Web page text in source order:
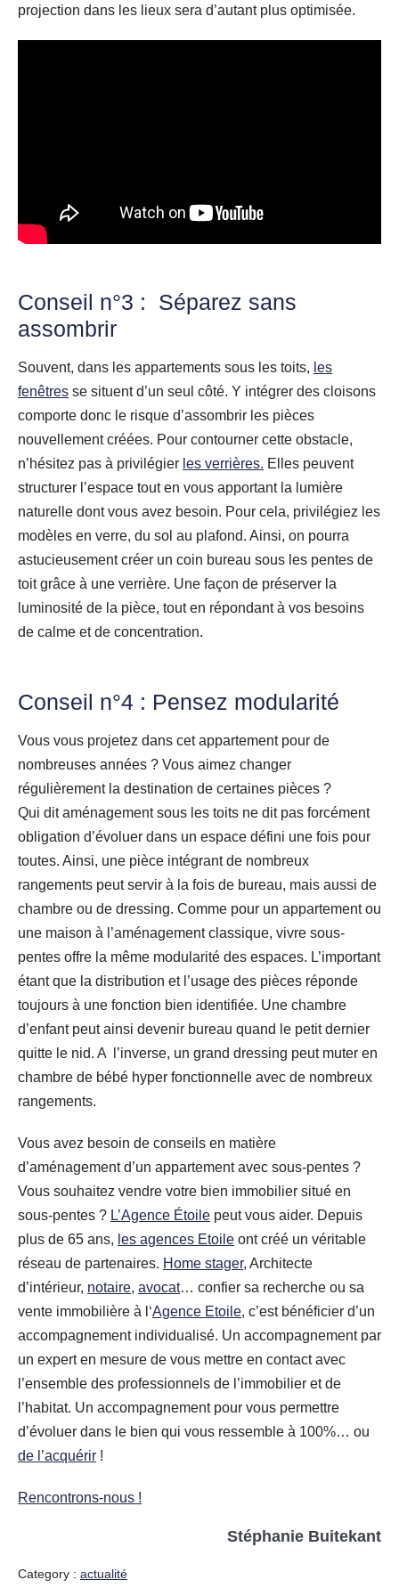
projection dans les lieux sera d’autant plus optimisée.
Conseil n°3 : Séparez sans
assombrir
Souvent, dans les appartements sous les toits, les
fenêtres se situent d’un seul côté. Y intégrer des cloisons
comporte donc le risque d’assombrir les pièces
nouvellement créées. Pour contourner cette obstacle,
n’hésitez pas à privilégier les verrières. Elles peuvent
structurer l’espace tout en vous apportant la lumière
naturelle dont vous avez besoin. Pour cela, privilégiez les
modèles en verre, du sol au plafond. Ainsi, on pourra
astucieusement créer un coin bureau sous les pentes de
toit grâce à une verrière. Une façon de préserver la
luminosité de la pièce, tout en répondant à vos besoins
de calme et de concentration.
Conseil n°4 : Pensez modularité
Vous vous projetez dans cet appartement pour de
nombreuses années ? Vous aimez changer
régulièrement la destination de certaines pièces ?
Qui dit aménagement sous les toits ne dit pas forcément
obligation d’évoluer dans un espace défini une fois pour
toutes. Ainsi, une pièce intégrant de nombreux
rangements peut servir à la fois de bureau, mais aussi de
chambre ou de dressing. Comme pour un appartement ou
une maison à l’aménagement classique, vivre sous-
pentes offre la même modularité des espaces. L’important
étant que la distribution et l’usage des pièces réponde
toujours à une fonction bien identifiée. Une chambre
d’enfant peut ainsi devenir bureau quand le petit dernier
quitte le nid. A l’inverse, un grand dressing peut muter en
chambre de bébé hyper fonctionnelle avec de nombreux
rangements.
Vous avez besoin de conseils en matière
d’aménagement d’un appartement avec sous-pentes ?
Vous souhaitez vendre votre bien immobilier situé en
sous-pentes ? L’Agence Étoile peut vous aider. Depuis
plus de 65 ans, les agences Etoile ont créé un véritable
réseau de partenaires. Home stager, Architecte
d’intérieur, notaire, avocat… confier sa recherche ou sa
vente immobilière à l‘Agence Etoile, c’est bénéficier d’un
accompagnement individualisé. Un accompagnement par
un expert en mesure de vous mettre en contact avec
l’ensemble des professionnels de l’immobilier et de
l’habitat. Un accompagnement pour vous permettre
d’évoluer dans le bien qui vous ressemble à 100%… ou
de l’acquérir !
Rencontrons-nous !
Stéphanie Buitekant
Category : actualité